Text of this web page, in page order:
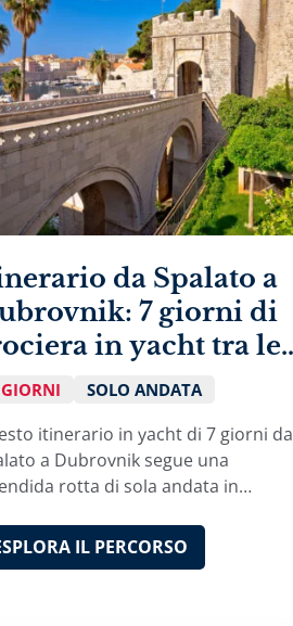
da Spalato a
7 giorni di
in yacht tra le
della Dalmazia
SOLO ANDATA
itinerario in yacht di 7 giorni da
a Dubrovnik segue una
rotta di sola andata in
tra isole famose, borghi
sul mare, baie trasparenti e aree
IL PERCORSO